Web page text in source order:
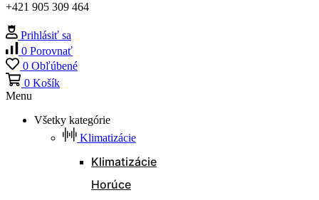
+421 905 309 464
Prihlásiť sa
0 Porovnať
0 Obľúbené
0 Košík
Menu
Všetky kategórie
Klimatizácie
Klimatizácie
Horúce